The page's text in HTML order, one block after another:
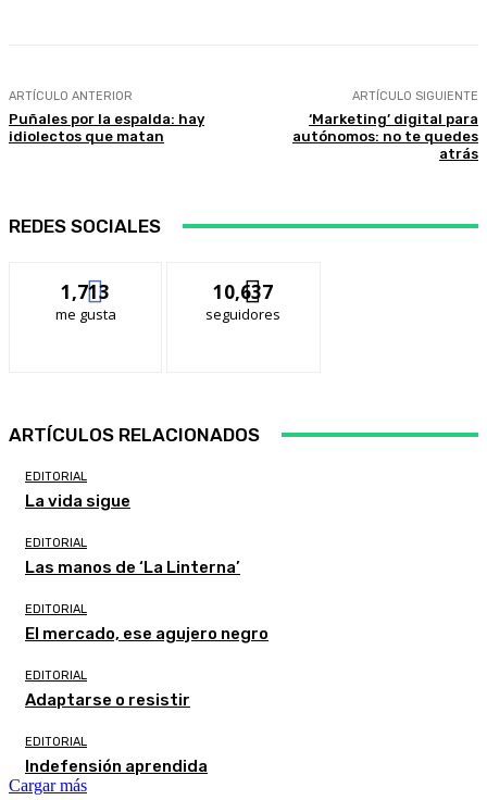
ARTÍCULO ANTERIOR
Puñales por la espalda: hay
idiolectos que matan
ARTÍCULO SIGUIENTE
‘Marketing’ digital para
autónomos: no te quedes
atrás
REDES SOCIALES
1,713
me gusta
10,637
seguidores
ARTÍCULOS RELACIONADOS
EDITORIAL
La vida sigue
EDITORIAL
Las manos de ‘La Linterna’
EDITORIAL
El mercado, ese agujero negro
EDITORIAL
Adaptarse o resistir
EDITORIAL
Indefensión aprendida
Cargar más